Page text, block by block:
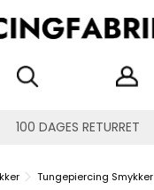
100 DAGES RETURRET
Tungepiercing Smykker